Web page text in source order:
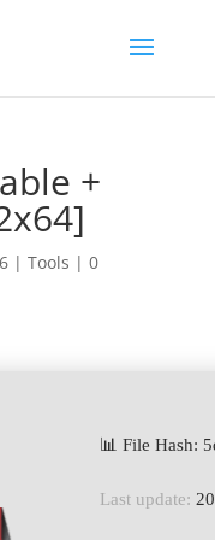
+
| Tools | 0
📊 File Hash:
Last update: